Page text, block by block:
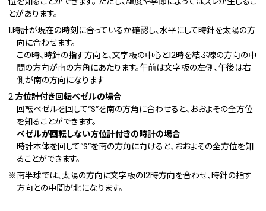
とがあります。
1.時計が現在の時刻に合っているか確認し、水平にして時針を太陽の方
向に合わせます。
この時、時針の指す方向と、文字板の中心と12時を結ぶ線の方向の中
間の方向が南の方角にあたります。午前は文字板の左側、午後は右
側が南の方向になります
2.方位計付き回転ベゼルの場合
回転ベゼルを回して“S”を南の方角に合わせると、おおよその全方位
を知ることができます。
ベゼルが回転しない方位計付きの時計の場合
時計本体を回して“S”を南の方角に向けると、おおよその全方位を知
ることができます。
※南半球では、太陽の方向に文字板の12時方向を合わせ、時針の指す
方向との中間が北になります。